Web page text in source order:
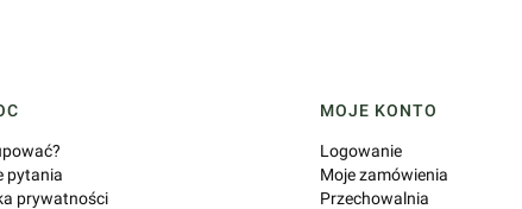
pytania
prywatności
MOJE KONTO
Logowanie
Moje zamówienia
Przechowalnia